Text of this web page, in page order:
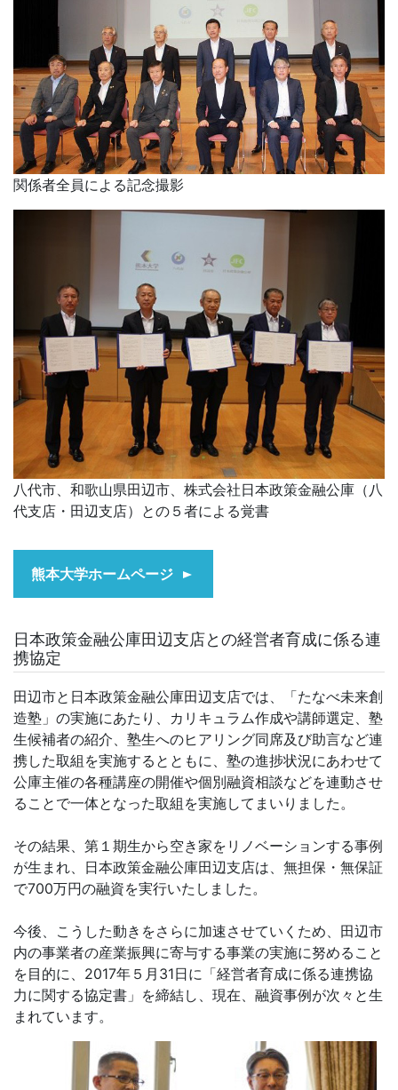
関係者全員による記念撮影
八代市、和歌山県田辺市、株式会社日本政策金融公庫（八
代支店・田辺支店）との５者による覚書
熊本大学ホームページ
日本政策金融公庫田辺支店との経営者育成に係る連
携協定
田辺市と日本政策金融公庫田辺支店では、「たなべ未来創
造塾」の実施にあたり、カリキュラム作成や講師選定、塾
生候補者の紹介、塾生へのヒアリング同席及び助言など連
携した取組を実施するとともに、塾の進捗状況にあわせて
公庫主催の各種講座の開催や個別融資相談などを連動させ
ることで一体となった取組を実施してまいりました。
その結果、第１期生から空き家をリノベーションする事例
が生まれ、日本政策金融公庫田辺支店は、無担保・無保証
で700万円の融資を実行いたしました。
今後、こうした動きをさらに加速させていくため、田辺市
内の事業者の産業振興に寄与する事業の実施に努めること
を目的に、2017年５月31日に「経営者育成に係る連携協
力に関する協定書」を締結し、現在、融資事例が次々と生
まれています。